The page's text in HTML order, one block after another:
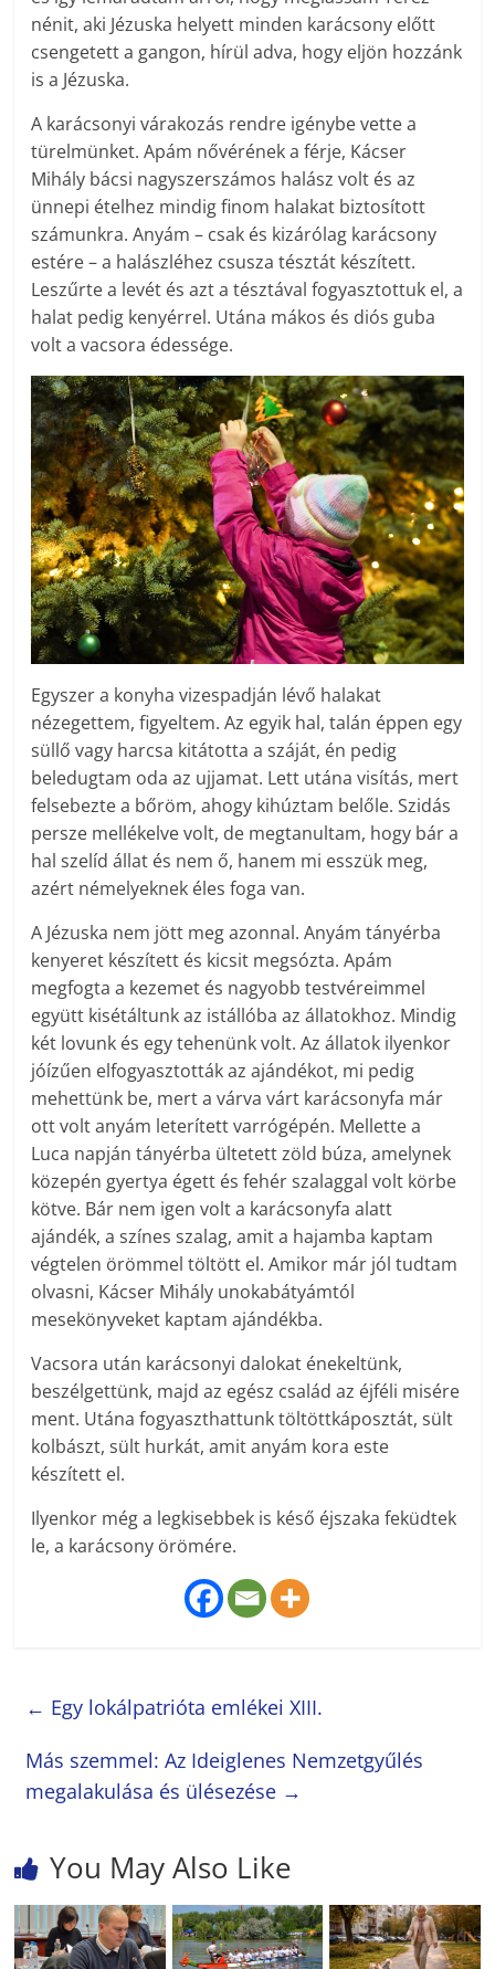
nénit, aki Jézuska helyett minden karácsony előtt
csengetett a gangon, hírül adva, hogy eljön hozzánk
is a Jézuska.
A karácsonyi várakozás rendre igénybe vette a
türelmünket. Apám nővérének a férje, Kácser
Mihály bácsi nagyszerszámos halász volt és az
ünnepi ételhez mindig finom halakat biztosított
számunkra. Anyám – csak és kizárólag karácsony
estére – a halászléhez csusza tésztát készített.
Leszűrte a levét és azt a tésztával fogyasztottuk el, a
halat pedig kenyérrel. Utána mákos és diós guba
volt a vacsora édessége.
Egyszer a konyha vizespadján lévő halakat
nézegettem, figyeltem. Az egyik hal, talán éppen egy
süllő vagy harcsa kitátotta a száját, én pedig
beledugtam oda az ujjamat. Lett utána visítás, mert
felsebezte a bőröm, ahogy kihúztam belőle. Szidás
persze mellékelve volt, de megtanultam, hogy bár a
hal szelíd állat és nem ő, hanem mi esszük meg,
azért némelyeknek éles foga van.
A Jézuska nem jött meg azonnal. Anyám tányérba
kenyeret készített és kicsit megsózta. Apám
megfogta a kezemet és nagyobb testvéreimmel
együtt kisétáltunk az istállóba az állatokhoz. Mindig
két lovunk és egy tehenünk volt. Az állatok ilyenkor
jóízűen elfogyasztották az ajándékot, mi pedig
mehettünk be, mert a várva várt karácsonyfa már
ott volt anyám leterített varrógépén. Mellette a
Luca napján tányérba ültetett zöld búza, amelynek
közepén gyertya égett és fehér szalaggal volt körbe
kötve. Bár nem igen volt a karácsonyfa alatt
ajándék, a színes szalag, amit a hajamba kaptam
végtelen örömmel töltött el. Amikor már jól tudtam
olvasni, Kácser Mihály unokabátyámtól
mesekönyveket kaptam ajándékba.
Vacsora után karácsonyi dalokat énekeltünk,
beszélgettünk, majd az egész család az éjféli misére
ment. Utána fogyaszthattunk töltöttkáposztát, sült
kolbászt, sült hurkát, amit anyám kora este
készített el.
Ilyenkor még a legkisebbek is késő éjszaka feküdtek
le, a karácsony örömére.
← Egy lokálpatrióta emlékei XIII.
Más szemmel: Az Ideiglenes Nemzetgyűlés
megalakulása és ülésezése →
You May Also Like